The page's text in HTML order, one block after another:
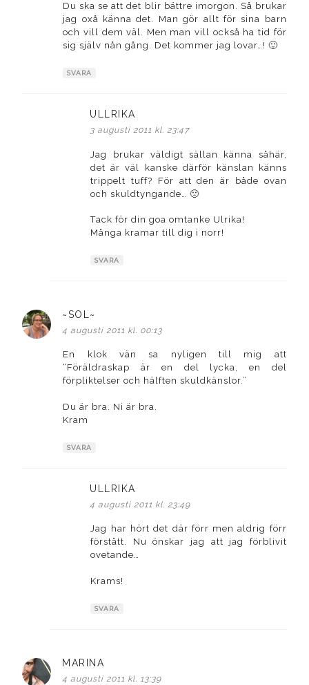
Du ska se att det blir bättre imorgon. Så brukar
jag oxå känna det. Man gör allt för sina barn
och vill dem väl. Men man vill också ha tid för
sig själv nån gång. Det kommer jag lovar…! 🙂
SVARA
ULLRIKA
3 augusti 2011 kl. 23:47
Jag brukar väldigt sällan känna såhär,
det är väl kanske därför känslan känns
trippelt tuff? För att den är både ovan
och skuldtyngande… 🙁
Tack för din goa omtanke Ulrika!
Många kramar till dig i norr!
SVARA
~SOL~
4 augusti 2011 kl. 00:13
En klok vän sa nyligen till mig att
“Föräldraskap är en del lycka, en del
förpliktelser och hälften skuldkänslor.”
Du är bra. Ni är bra.
Kram
SVARA
ULLRIKA
4 augusti 2011 kl. 23:49
Jag har hört det där förr men aldrig förr
förstått. Nu önskar jag att jag förblivit
ovetande…
Krams!
SVARA
MARINA
4 augusti 2011 kl. 13:39